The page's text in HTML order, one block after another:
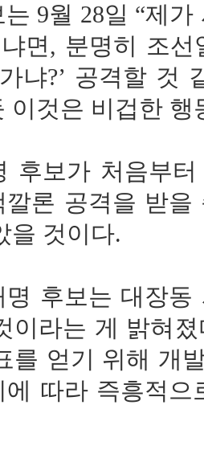
9월 28일 “제
면, 분명히 조선
냐?’ 공격할 것
이것은 비겁한
후보가 처음부
깔론 공격을 받
을 것이다.
명 후보는 대장
이라는 게 밝혀
를 얻기 위해 개
에 따라 즉흥적